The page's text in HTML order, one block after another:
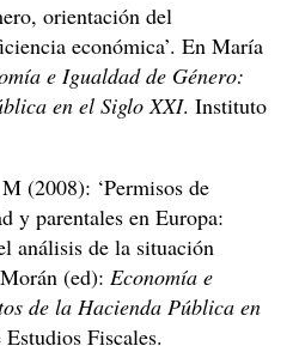
orientación del
económica’. En María
e Igualdad de Género:
en el Siglo XXI. Instituto
(2008): ‘Permisos de
y parentales en Europa:
análisis de la situación
(ed): Economía e
de la Hacienda Pública en
Fiscales.